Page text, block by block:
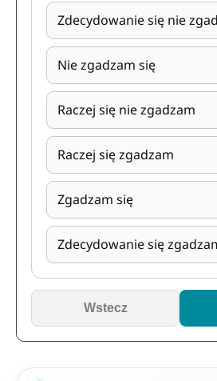
Zdecydowanie się nie
Nie zgadzam się
Raczej się nie zgadzam
Raczej się zgadzam
Zgadzam się
Zdecydowanie się
Wstecz